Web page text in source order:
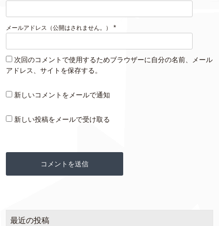
メールアドレス（公開はされません。） *
次回のコメントで使用するためブラウザーに自分の名前、メール
アドレス、サイトを保存する。
新しいコメントをメールで通知
新しい投稿をメールで受け取る
最近の投稿